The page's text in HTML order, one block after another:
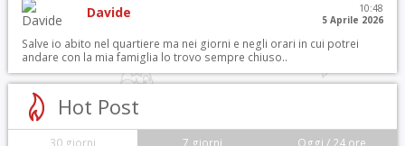
Davide
10:48
5 Aprile 2026
Salve io abito nel quartiere ma nei giorni e negli orari in cui potrei
andare con la mia famiglia lo trovo sempre chiuso..
Hot Post
30 giorni 7 giorni Oggi / 24 ore